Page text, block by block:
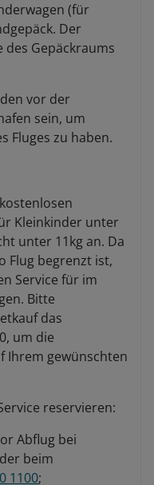
(für
Der
Gepäckraums
vor der
sein, um
Fluges zu haben.
Kleinkinder unter
unter 11kg an. Da
Flug begrenzt ist,
Service für im
Bitte
das
um die
Ihrem gewünschten
reservieren:
Abflug bei
beim
1100;